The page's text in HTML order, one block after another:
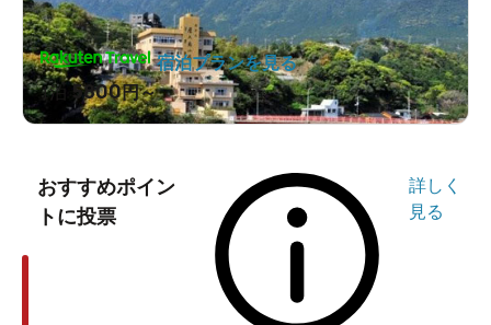
1泊 5800円～
宿泊プランを見る
おすすめポイン
トに投票
詳しく
見る